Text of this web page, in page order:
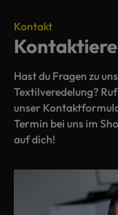
Kontakt
Hast du Fragen zu
Textilveredelung?
unser
Termin bei uns im
auf dich!